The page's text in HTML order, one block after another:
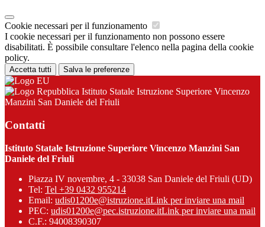
Cookie necessari per il funzionamento
I cookie necessari per il funzionamento non possono essere
disabilitati. È possibile consultare l'elenco nella pagina della cookie
policy.
Accetta tutti Salva le preferenze
Istituto Statale Istruzione Superiore Vincenzo
Manzini San Daniele del Friuli
Contatti
Istituto Statale Istruzione Superiore Vincenzo Manzini San
Daniele del Friuli
Piazza IV novembre, 4 - 33038 San Daniele del Friuli (UD)
Tel: Tel +39 0432 955214
Email: udis01200e@istruzione.itLink per inviare una mail
PEC: udis01200e@pec.istruzione.itLink per inviare una mail
C.F.: 94008390307